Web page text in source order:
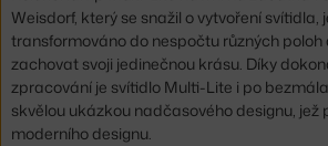
Weisdorf, který se snažil o vytvoření svítidla,
transformováno do nespočtu různých poloh
zachovat svoji jedinečnou krásu. Díky
zpracování je svítidlo Multi-Lite i po
skvělou ukázkou nadčasového designu, jež
moderního designu.